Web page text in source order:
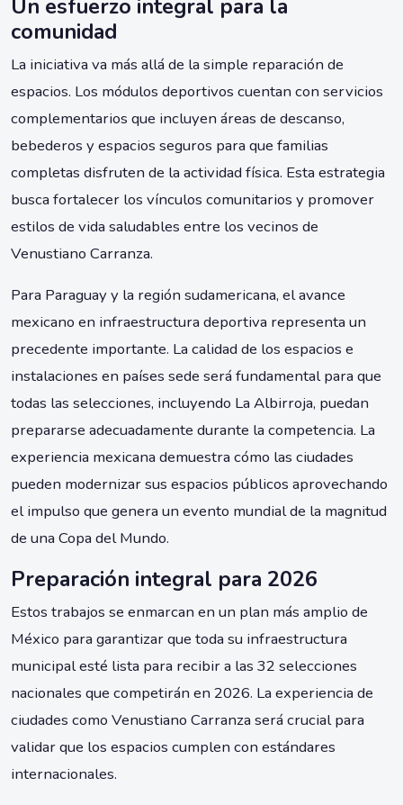
Un esfuerzo integral para la
comunidad
La iniciativa va más allá de la simple reparación de
espacios. Los módulos deportivos cuentan con servicios
complementarios que incluyen áreas de descanso,
bebederos y espacios seguros para que familias
completas disfruten de la actividad física. Esta estrategia
busca fortalecer los vínculos comunitarios y promover
estilos de vida saludables entre los vecinos de
Venustiano Carranza.
Para Paraguay y la región sudamericana, el avance
mexicano en infraestructura deportiva representa un
precedente importante. La calidad de los espacios e
instalaciones en países sede será fundamental para que
todas las selecciones, incluyendo La Albirroja, puedan
prepararse adecuadamente durante la competencia. La
experiencia mexicana demuestra cómo las ciudades
pueden modernizar sus espacios públicos aprovechando
el impulso que genera un evento mundial de la magnitud
de una Copa del Mundo.
Preparación integral para 2026
Estos trabajos se enmarcan en un plan más amplio de
México para garantizar que toda su infraestructura
municipal esté lista para recibir a las 32 selecciones
nacionales que competirán en 2026. La experiencia de
ciudades como Venustiano Carranza será crucial para
validar que los espacios cumplen con estándares
internacionales.